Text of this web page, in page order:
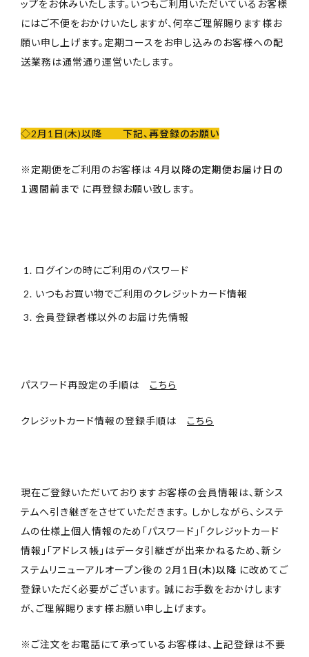
ップをお休みいたします。いつもご利用いただいているお客様
にはご不便をおかけいたしますが、何卒ご理解賜ります様お
願い申し上げます。定期コースをお申し込みのお客様への配
送業務は通常通り運営いたします。
◇2月1日(木)以降 下記、再登録のお願い
※定期便をご利用のお客様は 4月以降の定期便お届け日の
１週間前まで に再登録お願い致します。
ログインの時にご利用のパスワード
いつもお買い物でご利用のクレジットカード情報
会員登録者様以外のお届け先情報
パスワード再設定の手順は こちら
クレジットカード情報の登録手順は こちら
現在ご登録いただいておりますお客様の会員情報は、新シス
テムへ引き継ぎをさせていただきます。 しかしながら、システ
ムの仕様上個人情報のため「パスワード」「クレジットカード
情報」「アドレス帳」はデータ引継ぎが出来かねるため、新シ
ステムリニューアルオープン後の 2月1日(木)以降 に改めてご
登録いただく必要がございます。 誠にお手数をおかけします
が、ご理解賜ります様お願い申し上げます。
※ご注文をお電話にて承っているお客様は、上記登録は不要